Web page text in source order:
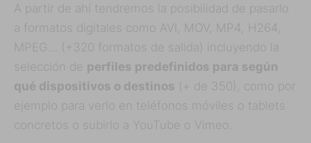
A partir de ahí tendremos la posibilidad de pasarlo
a formatos digitales como AVI, MOV, MP4, H264,
MPEG… (+320 formatos de salida) incluyendo la
selección de perfiles predefinidos para según
qué dispositivos o destinos (+ de 350), como por
ejemplo para verlo en teléfonos móviles o tablets
concretos o subirlo a YouTube o Vimeo.